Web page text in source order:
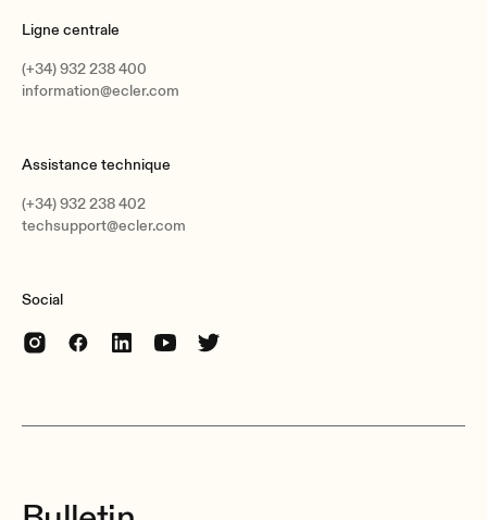
Ligne centrale
(+34) 932 238 400
information@ecler.com
Assistance technique
(+34) 932 238 402
techsupport@ecler.com
Social